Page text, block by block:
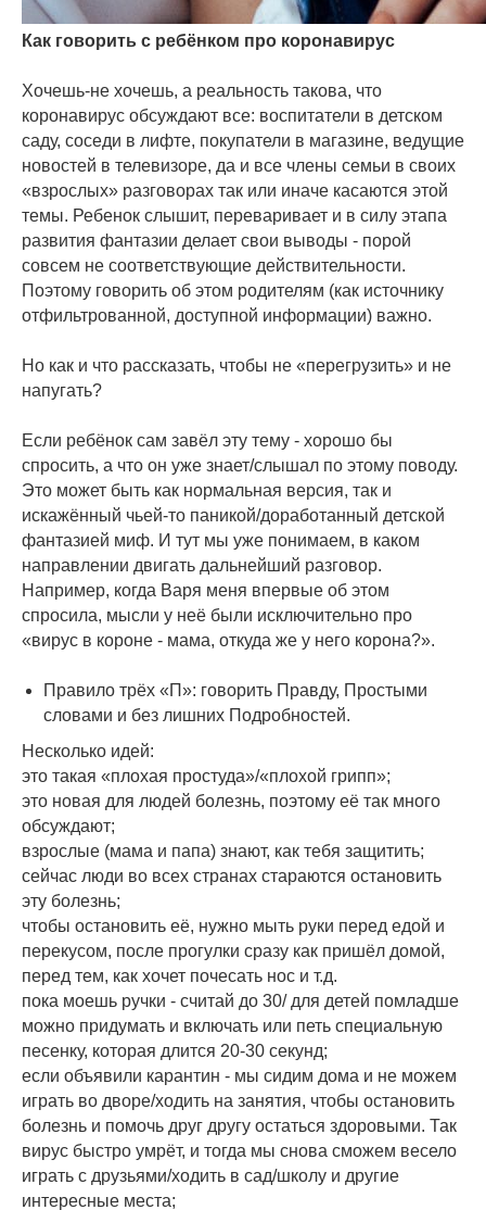
Как говорить с ребёнком про коронавирус
Хочешь-не хочешь, а реальность такова, что
коронавирус обсуждают все: воспитатели в детском
саду, соседи в лифте, покупатели в магазине, ведущие
новостей в телевизоре, да и все члены семьи в своих
«взрослых» разговорах так или иначе касаются этой
темы. Ребенок слышит, переваривает и в силу этапа
развития фантазии делает свои выводы - порой
совсем не соответствующие действительности.
Поэтому говорить об этом родителям (как источнику
отфильтрованной, доступной информации) важно.
Но как и что рассказать, чтобы не «перегрузить» и не
напугать?
Если ребёнок сам завёл эту тему - хорошо бы
спросить, а что он уже знает/слышал по этому поводу.
Это может быть как нормальная версия, так и
искажённый чьей-то паникой/доработанный детской
фантазией миф. И тут мы уже понимаем, в каком
направлении двигать дальнейший разговор.
Например, когда Варя меня впервые об этом
спросила, мысли у неё были исключительно про
«вирус в короне - мама, откуда же у него корона?».
Правило трёх «П»: говорить Правду, Простыми
словами и без лишних Подробностей.
Несколько идей:
это такая «плохая простуда»/«плохой грипп»;
это новая для людей болезнь, поэтому её так много
обсуждают;
взрослые (мама и папа) знают, как тебя защитить;
сейчас люди во всех странах стараются остановить
эту болезнь;
чтобы остановить её, нужно мыть руки перед едой и
перекусом, после прогулки сразу как пришёл домой,
перед тем, как хочет почесать нос и т.д.
пока моешь ручки - считай до 30/ для детей помладше
можно придумать и включать или петь специальную
песенку, которая длится 20-30 секунд;
если объявили карантин - мы сидим дома и не можем
играть во дворе/ходить на занятия, чтобы остановить
болезнь и помочь друг другу остаться здоровыми. Так
вирус быстро умрёт, и тогда мы снова сможем весело
играть с друзьями/ходить в сад/школу и другие
интересные места;